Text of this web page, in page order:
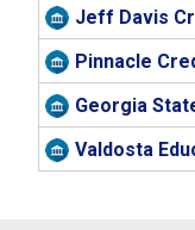
Jeff Davis
Pinnacle
Georgia
Valdosta